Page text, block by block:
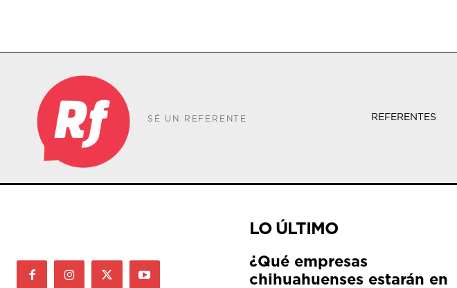
SÉ UN REFERENTE REFERENTES
LO ÚLTIMO
¿Qué empresas
chihuahuenses estarán en